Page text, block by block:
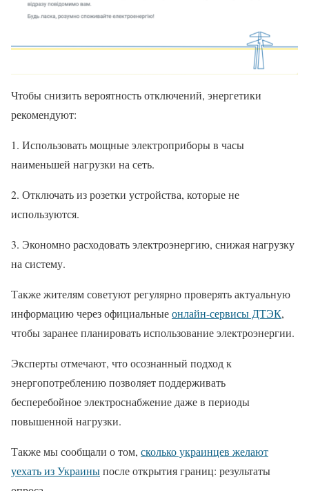
Чтобы снизить вероятность отключений, энергетики
рекомендуют:
1. Использовать мощные электроприборы в часы
наименьшей нагрузки на сеть.
2. Отключать из розетки устройства, которые не
используются.
3. Экономно расходовать электроэнергию, снижая нагрузку
на систему.
Также жителям советуют регулярно проверять актуальную
информацию через официальныеонлайн-сервисы ДТЭК,
чтобы заранее планировать использование электроэнергии.
Эксперты отмечают, что осознанный подход к
энергопотреблению позволяет поддерживать
бесперебойное электроснабжение даже в периоды
повышенной нагрузки.
Также мы сообщали о том, сколько украинцев желают
уехать из Украиныпосле открытия границ: результаты